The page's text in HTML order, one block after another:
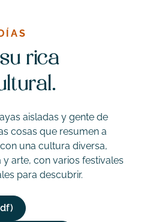
rica
aisladas y gente de
cosas que resumen a
una cultura diversa,
arte, con varios festivales
para descubrir.